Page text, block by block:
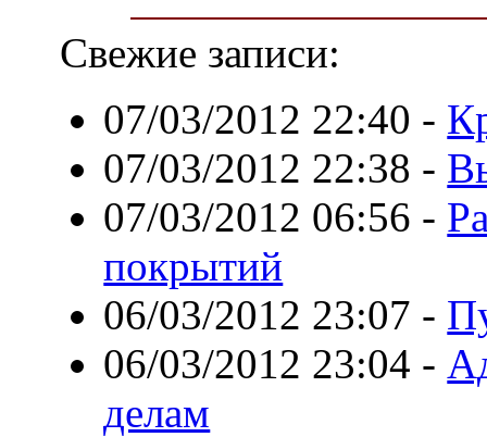
Свежие записи:
07/03/2012 22:40 -
07/03/2012 22:38 -
07/03/2012 06:56 -
покрытий
06/03/2012 23:07 -
06/03/2012 23:04 -
делам